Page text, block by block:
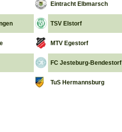
Eintracht Elbmarsch
TSV Elstorf
MTV Egestorf
FC Jesteburg-Bendestorf
TuS Hermannsburg